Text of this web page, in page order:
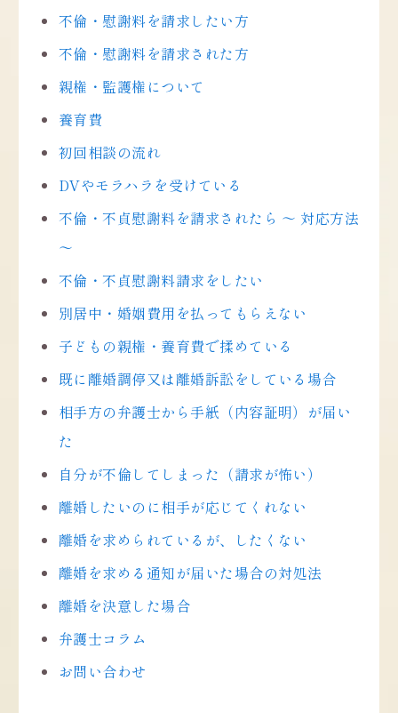
不倫・慰謝料を請求したい方
不倫・慰謝料を請求された方
親権・監護権について
養育費
初回相談の流れ
DVやモラハラを受けている
不倫・不貞慰謝料を請求されたら 〜 対応方法
〜
不倫・不貞慰謝料請求をしたい
別居中・婚姻費用を払ってもらえない
子どもの親権・養育費で揉めている
既に離婚調停又は離婚訴訟をしている場合
相手方の弁護士から手紙（内容証明）が届い
た
自分が不倫してしまった（請求が怖い）
離婚したいのに相手が応じてくれない
離婚を求められているが、したくない
離婚を求める通知が届いた場合の対処法
離婚を決意した場合
弁護士コラム
お問い合わせ